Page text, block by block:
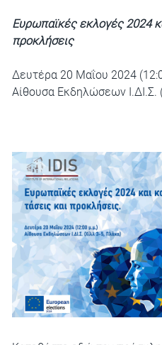
Ευρωπαϊκές εκλογές 2024
προκλήσεις
Δευτέρα 20 Μαΐου 2024
Αίθουσα Εκδηλώσεων Ι.ΔΙ.Σ.